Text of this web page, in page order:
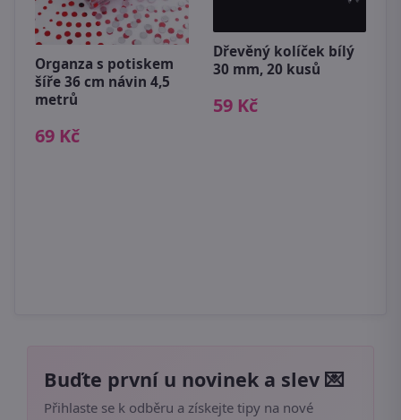
Organza s potiskem
šíře 36 cm návin 4,5
metrů
69 Kč
Dřevěný kolíček bílý
30 mm, 20 kusů
59 Kč
Buďte první u novinek a slev 💌
Přihlaste se k odběru a získejte tipy na nové